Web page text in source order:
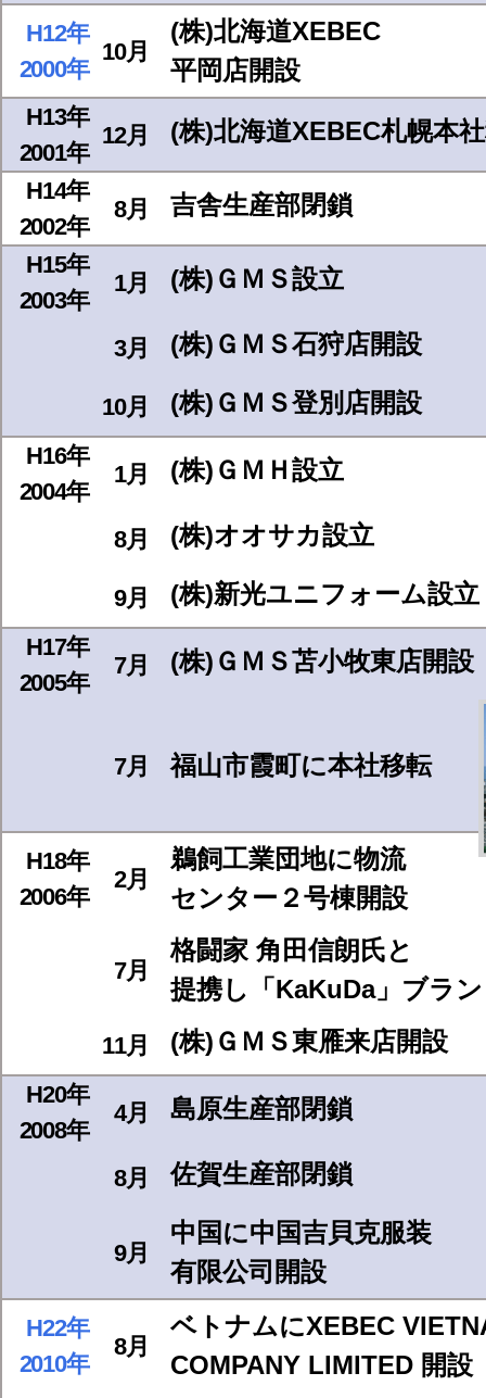
H12年
2000年
10月
(株)北海道XEBEC
平岡店開設
H13年
2001年
12月 (株)北海道XEBEC札幌本
H14年
2002年
8月 吉舎生産部閉鎖
H15年
2003年
1月 (株)ＧＭＳ設立
3月 (株)ＧＭＳ石狩店開設
10月 (株)ＧＭＳ登別店開設
H16年
2004年
1月 (株)ＧＭＨ設立
8月 (株)オオサカ設立
9月 (株)新光ユニフォーム設立
H17年
2005年
7月 (株)ＧＭＳ苫小牧東店開設
7月 福山市霞町に本社移転
H18年
2006年
2月
鵜飼工業団地に物流
センター２号棟開設
7月
格闘家 角田信朗氏と
提携し「KaKuDa」ブラ
11月 (株)ＧＭＳ東雁来店開設
H20年
2008年
4月 島原生産部閉鎖
8月 佐賀生産部閉鎖
9月
中国に中国吉貝克服装
有限公司開設
H22年
2010年
8月
ベトナムにXEBEC
COMPANY LIMITED 開設